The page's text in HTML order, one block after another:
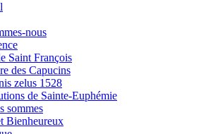
nous
Saint François
des Capucins
zelus 1528
de Sainte-Euphémie
sommes
Bienheureux